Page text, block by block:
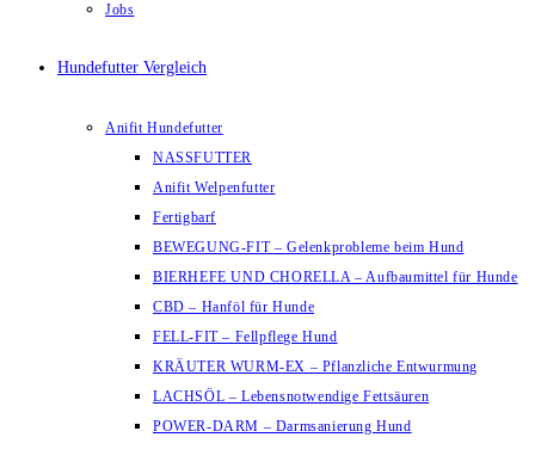
Jobs
Hundefutter Vergleich
Anifit Hundefutter
NASSFUTTER
Anifit Welpenfutter
Fertigbarf
BEWEGUNG-FIT – Gelenkprobleme beim Hund
BIERHEFE UND CHORELLA – Aufbaumittel für Hunde
CBD – Hanföl für Hunde
FELL-FIT – Fellpflege Hund
KRÄUTER WURM-EX – Pflanzliche Entwurmung
LACHSÖL – Lebensnotwendige Fettsäuren
POWER-DARM – Darmsanierung Hund